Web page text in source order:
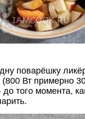
поварёшку
Вт примерно
того момента,